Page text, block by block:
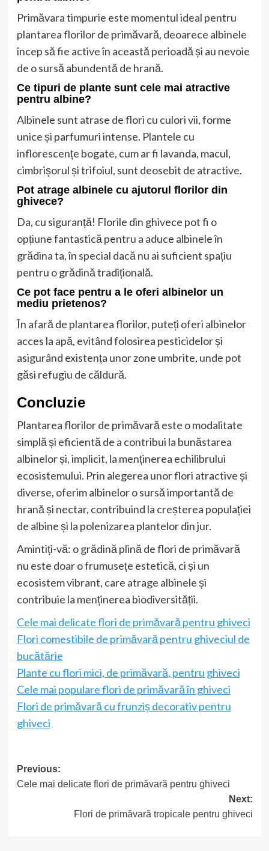
Primăvara timpurie este momentul ideal pentru
plantarea florilor de primăvară, deoarece albinele
încep să fie active în această perioadă și au nevoie
de o sursă abundentă de hrană.
Ce tipuri de plante sunt cele mai atractive
pentru albine?
Albinele sunt atrase de flori cu culori vii, forme
unice și parfumuri intense. Plantele cu
inflorescențe bogate, cum ar fi lavanda, macul,
cimbrișorul și trifoiul, sunt deosebit de atractive.
Pot atrage albinele cu ajutorul florilor din
ghivece?
Da, cu siguranță! Florile din ghivece pot fi o
opțiune fantastică pentru a aduce albinele în
grădina ta, în special dacă nu ai suficient spațiu
pentru o grădină tradițională.
Ce pot face pentru a le oferi albinelor un
mediu prietenos?
În afară de plantarea florilor, puteți oferi albinelor
acces la apă, evitând folosirea pesticidelor și
asigurând existența unor zone umbrite, unde pot
găsi refugiu de căldură.
Concluzie
Plantarea florilor de primăvară este o modalitate
simplă și eficientă de a contribui la bunăstarea
albinelor și, implicit, la menținerea echilibrului
ecosistemului. Prin alegerea unor flori atractive și
diverse, oferim albinelor o sursă importantă de
hrană și nectar, contribuind la creșterea populației
de albine și la polenizarea plantelor din jur.
Amintiți-vă: o grădină plină de flori de primăvară
nu este doar o frumusețe estetică, ci și un
ecosistem vibrant, care atrage albinele și
contribuie la menținerea biodiversității.
Cele mai delicate flori de primăvară pentru ghiveci
Flori comestibile de primăvară pentru ghiveciul de
bucătărie
Plante cu flori mici, de primăvară, pentru ghiveci
Cele mai populare flori de primăvară în ghiveci
Flori de primăvară cu frunziș decorativ pentru
ghiveci
Post
navigation
Previous:
Cele mai delicate flori de primăvară pentru ghiveci
Next:
Flori de primăvară tropicale pentru ghiveci